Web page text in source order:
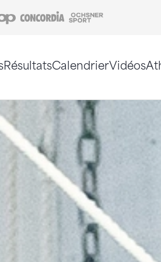
Vous pouvez également
Coop Concordia
RésultatsCalendrierVidéos